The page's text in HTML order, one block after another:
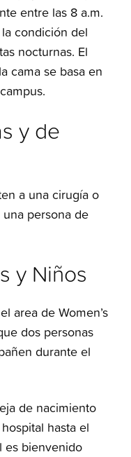
entre las 8 a.m.
condición del
nocturnas. El
cama se basa en
y de
a una cirugía o
persona de
y Niños
area de Women’s
dos personas
durante el
de nacimiento
hasta el
es bienvenido